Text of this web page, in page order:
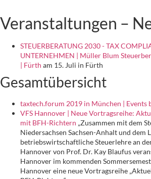
Veranstaltungen –
STEUERBERATUNG 2030 - TAX
UNTERNEHMEN | Müller Blum
| Fürth am 15. Juli in Fürth
Gesamtübersicht
taxtech.forum 2019 in München | Events
VFS Hannover | Neue Vortragsreihe:
mit BFH-Richtern „Zusammen mit dem
Niedersachsen Sachsen-Anhalt und dem
betriebswirtschaftliche Steuerlehre an
Hannover von Prof. Dr. Kay Blaufus
Hannover im kommenden
Hannover eine neue Vortragsreihe